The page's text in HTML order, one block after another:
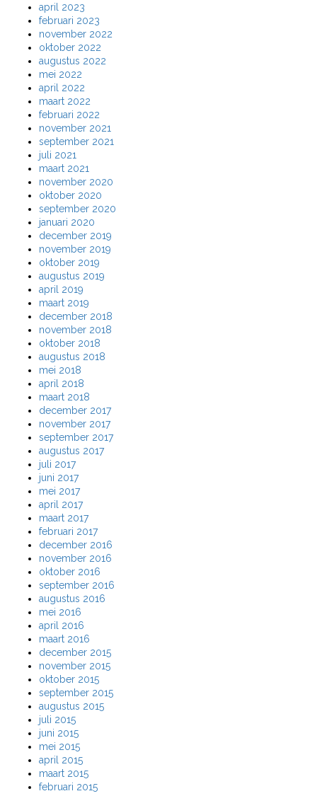
april 2023
februari 2023
november 2022
oktober 2022
augustus 2022
mei 2022
april 2022
maart 2022
februari 2022
november 2021
september 2021
juli 2021
maart 2021
november 2020
oktober 2020
september 2020
januari 2020
december 2019
november 2019
oktober 2019
augustus 2019
april 2019
maart 2019
december 2018
november 2018
oktober 2018
augustus 2018
mei 2018
april 2018
maart 2018
december 2017
november 2017
september 2017
augustus 2017
juli 2017
juni 2017
mei 2017
april 2017
maart 2017
februari 2017
december 2016
november 2016
oktober 2016
september 2016
augustus 2016
mei 2016
april 2016
maart 2016
december 2015
november 2015
oktober 2015
september 2015
augustus 2015
juli 2015
juni 2015
mei 2015
april 2015
maart 2015
februari 2015